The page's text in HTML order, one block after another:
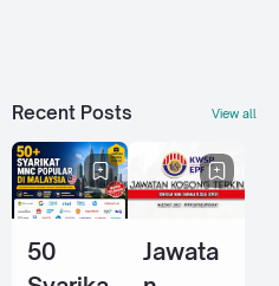
Recent Posts View all
50
Jawata